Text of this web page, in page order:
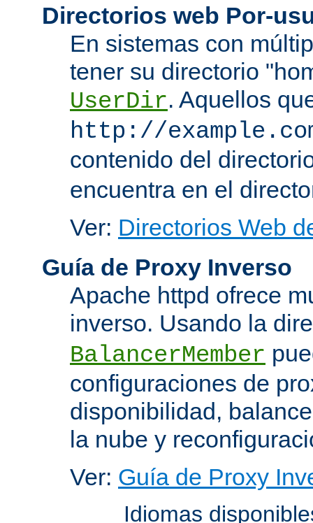
Directorios web Por-
En sistemas con
tener su directorio
UserDir. Aquellos
http://
contenido del
encuentra en el
Ver: Directorios Web
Guía de Proxy Inverso
Apache httpd ofrece
inverso. Usando la
BalancerMember
configuraciones de
disponibilidad,
la nube y
Ver: Guía de Proxy
Idiomas